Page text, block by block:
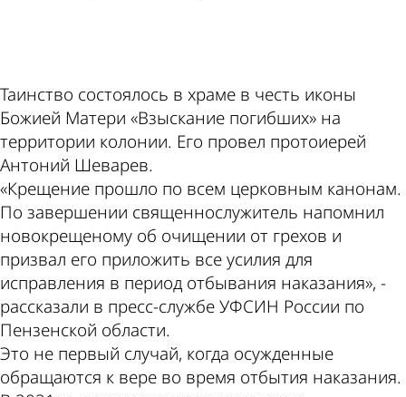
Таинство состоялось в храме в честь иконы
Божией Матери «Взыскание погибших» на
территории колонии. Его провел протоиерей
Антоний Шеварев.
«Крещение прошло по всем церковным канонам.
По завершении священнослужитель напомнил
новокрещеному об очищении от грехов и
призвал его приложить все усилия для
исправления в период отбывания наказания», -
рассказали в пресс-службе УФСИН России по
Пензенской области.
Это не первый случай, когда осужденные
обращаются к вере во время отбытия наказания.